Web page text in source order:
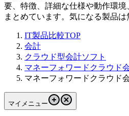
要、特徴、詳細な仕様や動作環
まとめています。気になる製品は
IT製品比較TOP
会計
クラウド型会計ソフト
マネーフォワードクラウド
マネーフォワードクラウド
マイメニュー